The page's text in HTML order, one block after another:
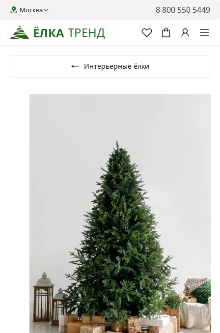
ЁЛКА ТРЕНД
Москва 8 800 550 5449
Интерьерные ёлки